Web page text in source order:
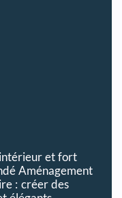
intérieur et fort
Aménagement
: créer des